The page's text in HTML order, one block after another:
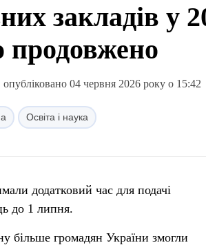
закладів у
продовжено
опубліковано 04 червня 2026 року о 15:42
Освіта і наука
додатковий час для подачі
до 1 липня.
більше громадян України змогли